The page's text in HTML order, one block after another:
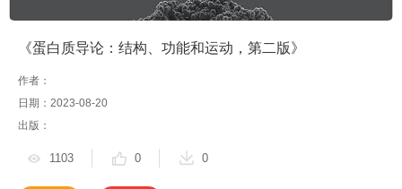
《蛋白质导论：结构、功能和运动，第二版》
作者：
日期：2023-08-20
出版：
1103 0 0